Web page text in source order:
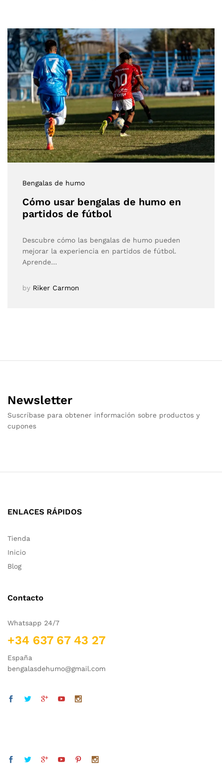
Bengalas de humo
Cómo usar bengalas de humo en
partidos de fútbol
Descubre cómo las bengalas de humo pueden
mejorar la experiencia en partidos de fútbol.
Aprende…
by Riker Carmon
Newsletter
Suscríbase para obtener información sobre productos y
cupones
ENLACES RÁPIDOS
Tienda
Inicio
Blog
Contacto
Whatsapp 24/7
+34 637 67 43 27
España
bengalasdehumo@gmail.com